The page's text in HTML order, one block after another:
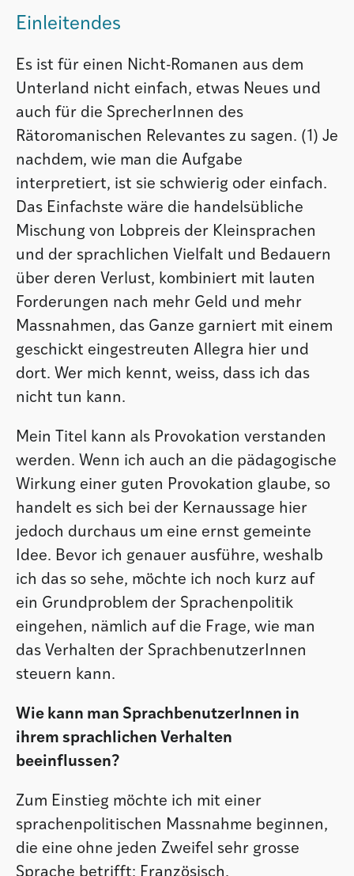
Einleitendes
Es ist für einen Nicht-Romanen aus dem
Unterland nicht einfach, etwas Neues und
auch für die SprecherInnen des
Rätoromanischen Relevantes zu sagen. (1) Je
nachdem, wie man die Aufgabe
interpretiert, ist sie schwierig oder einfach.
Das Einfachste wäre die handelsübliche
Mischung von Lobpreis der Kleinsprachen
und der sprachlichen Vielfalt und Bedauern
über deren Verlust, kombiniert mit lauten
Forderungen nach mehr Geld und mehr
Massnahmen, das Ganze garniert mit einem
geschickt eingestreuten Allegra hier und
dort. Wer mich kennt, weiss, dass ich das
nicht tun kann.
Mein Titel kann als Provokation verstanden
werden. Wenn ich auch an die pädagogische
Wirkung einer guten Provokation glaube, so
handelt es sich bei der Kernaussage hier
jedoch durchaus um eine ernst gemeinte
Idee. Bevor ich genauer ausführe, weshalb
ich das so sehe, möchte ich noch kurz auf
ein Grundproblem der Sprachenpolitik
eingehen, nämlich auf die Frage, wie man
das Verhalten der SprachbenutzerInnen
steuern kann.
Wie kann man SprachbenutzerInnen in
ihrem sprachlichen Verhalten
beeinflussen?
Zum Einstieg möchte ich mit einer
sprachenpolitischen Massnahme beginnen,
die eine ohne jeden Zweifel sehr grosse
Sprache betrifft: Französisch.